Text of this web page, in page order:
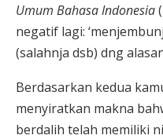
Umum Bahasa Indonesia
negatif lagi:
(salahnja dsb) dng
Berdasarkan kedua
menyiratkan makna
berdalih telah memiliki